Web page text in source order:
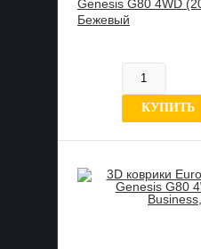
Genesis G80 4WD
Бежевый
Нет в наличии
7
КУПИТЬ